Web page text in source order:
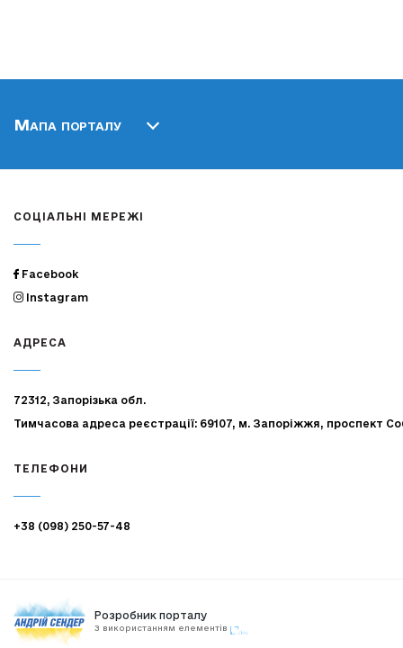
Мапа порталу
СОЦІАЛЬНІ МЕРЕЖІ
Facebook
Instagram
АДРЕСА
72312, Запорізька обл.
Тимчасова адреса реєстрації: 69107, м. Запоріжжя, проспект
ТЕЛЕФОНИ
+38 (098) 250-57-48
Розробник порталу
З використанням елементів